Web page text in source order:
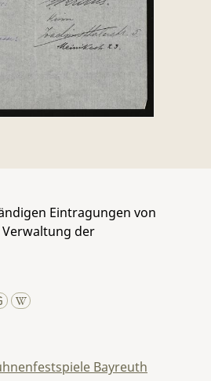
Eintragungen von
Verwaltung der
Bayreuth